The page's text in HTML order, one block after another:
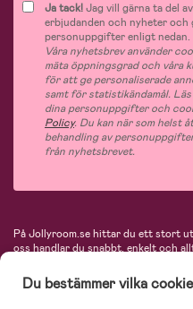
Ja tack!Jag vill gärna ta del
erbjudanden och nyheter och
personuppgifter enligt nedan.
Våra nyhetsbrev använder
mäta öppningsgrad och våra
för att ge personaliserade
samt för statistikändamål.
dina personuppgifter och
Policy. Du kan när som helst
behandling av
från nyhetsbrevet.
På Jollyroom.se hittar du ett stort
oss handlar du snabbt, enkelt och
hos oss. I vårt sortiment hittar du
baby, produkter för mamman,
Du bestämmer vilka